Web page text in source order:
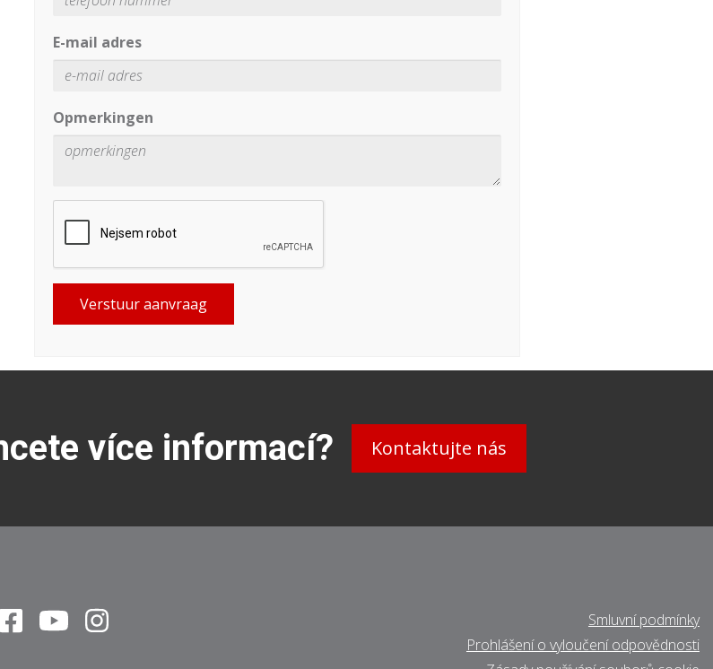
E-mail adres
Opmerkingen
Verstuur aanvraag
více informací? Kontaktujte nás
Smluvní podmínky
Prohlášení o vyloučení odpovědnosti